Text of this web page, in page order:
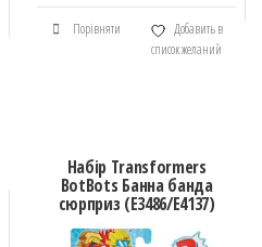
Порівняти
Добавить в
список желаний
Набір Transformers
BotBots Банна банда
сюрприз (E3486/E4137)